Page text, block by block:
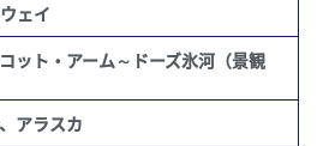
ェイ
ット・アーム～ドーズ氷河（景観
アラスカ